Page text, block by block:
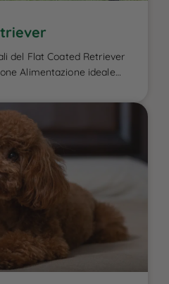
del Flat Coated Retriever
Alimentazione ideale
un elemento cruciale per
elevata, il benessere
caratteristiche che
un cane attivo e
ha bisogno di una dieta